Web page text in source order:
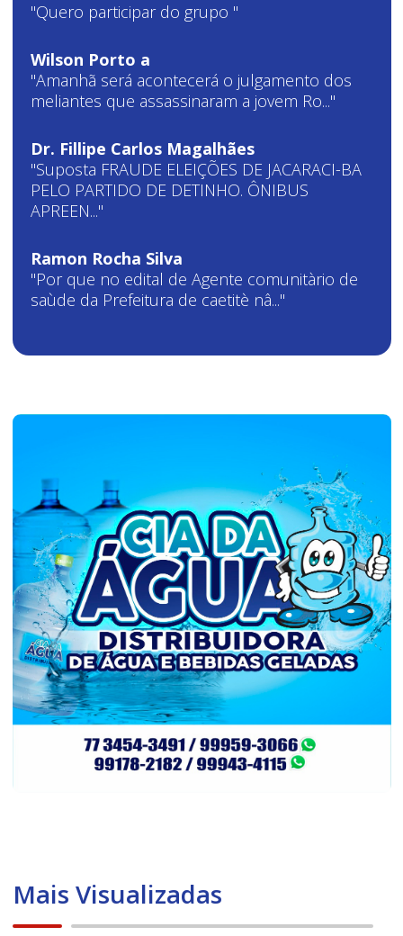
"Quero participar do grupo "
Wilson Porto a
"Amanhã será acontecerá o julgamento dos
meliantes que assassinaram a jovem Ro..."
Dr. Fillipe Carlos Magalhães
"Suposta FRAUDE ELEIÇÕES DE JACARACI-BA
PELO PARTIDO DE DETINHO. ÔNIBUS
APREEN..."
Ramon Rocha Silva
"Por que no edital de Agente comunitàrio de
saùde da Prefeitura de caetitè nâ..."
Mais Visualizadas